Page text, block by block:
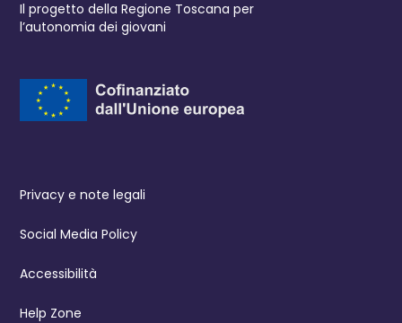
Il progetto della Regione Toscana per
l’autonomia dei giovani
Privacy e note legali
Social Media Policy
Accessibilità
Help Zone